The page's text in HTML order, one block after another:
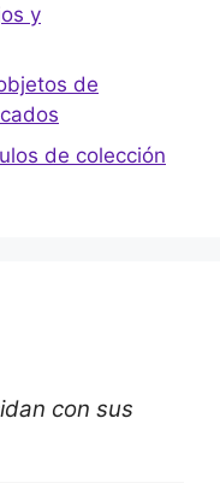
y
de
de colección
con sus